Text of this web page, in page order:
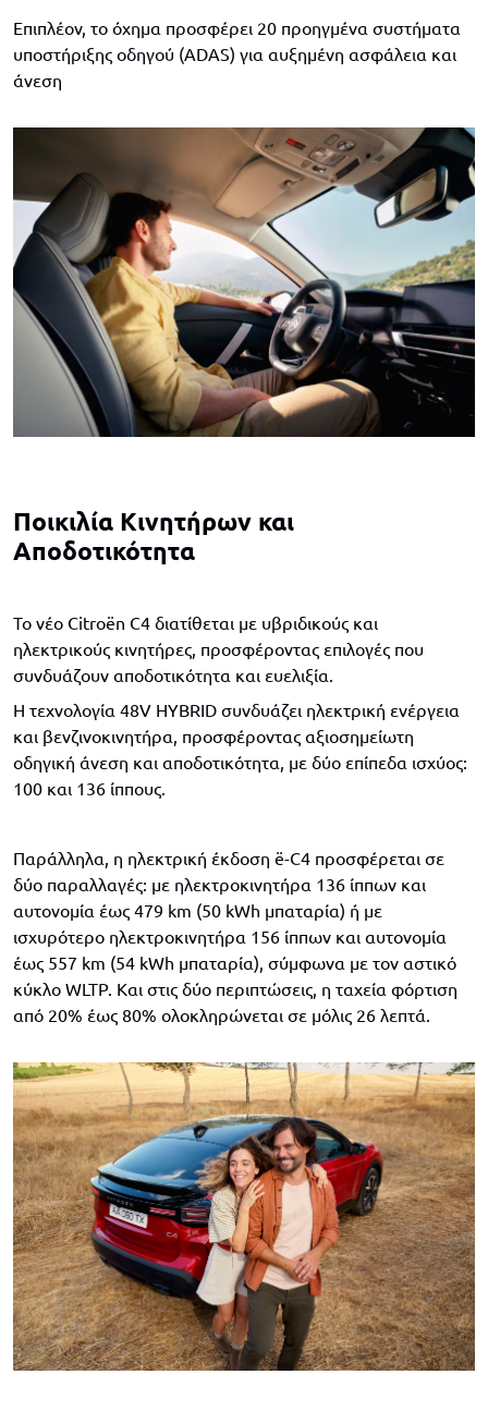
Επιπλέον, το όχημα προσφέρει 20 προηγμένα συστήματα
υποστήριξης οδηγού (ADAS) για αυξημένη ασφάλεια και
άνεση
Ποικιλία Κινητήρων και
Αποδοτικότητα
Το νέο Citroën C4 διατίθεται με υβριδικούς και
ηλεκτρικούς κινητήρες, προσφέροντας επιλογές που
συνδυάζουν αποδοτικότητα και ευελιξία.
Η τεχνολογία 48V HYBRID συνδυάζει ηλεκτρική ενέργεια
και βενζινοκινητήρα, προσφέροντας αξιοσημείωτη
οδηγική άνεση και αποδοτικότητα, με δύο επίπεδα ισχύος:
100 και 136 ίππους.
Παράλληλα, η ηλεκτρική έκδοση ë-C4 προσφέρεται σε
δύο παραλλαγές: με ηλεκτροκινητήρα 136 ίππων και
αυτονομία έως 479 km (50 kWh μπαταρία) ή με
ισχυρότερο ηλεκτροκινητήρα 156 ίππων και αυτονομία
έως 557 km (54 kWh μπαταρία), σύμφωνα με τον αστικό
κύκλο WLTP. Και στις δύο περιπτώσεις, η ταχεία φόρτιση
από 20% έως 80% ολοκληρώνεται σε μόλις 26 λεπτά.